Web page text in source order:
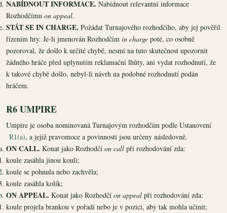
NABÍDNOUT INFORMACE. Nabídnout relevantní informace
Rozhodčímu on appeal.
STÁT SE IN CHARGE. Požádat Turnajového rozhodčího, aby jej pověřil
řízením hry. Je-li jmenován Rozhodčím in charge poté, co osobně
pozoroval, že došlo k určité chybě, nesmí na tuto skutečnost upozornit
žádného hráče před uplynutím reklamační lhůty, ani vydat rozhodnutí, že
k takové chybě došlo, nebyl-li návrh na podobné rozhodnutí podán
hráčem.
R6 UMPIRE
Umpire je osoba nominovaná Turnajovým rozhodčím podle Ustanovení
R1(a), a jejíž pravomoce a povinnosti jsou určeny následovně.
ON CALL. Konat jako Rozhodčí on call při rozhodování zda:
koule zasáhla jinou kouli;
koule se pohnula nebo zachvěla;
koule zasáhla kolík;
ON APPEAL. Konat jako Rozhodčí on appeal při rozhodování zda:
koule projela brankou v pořadí nebo je v pozici, aby tak mohla učinit;